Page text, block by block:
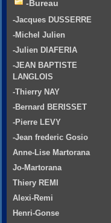
-Bureau
-Jacques DUSSERRE
-Michel Julien
-Julien DIAFERIA
-JEAN BAPTISTE
LANGLOIS
-Thierry NAY
-Bernard BERISSET
-Pierre LEVY
-Jean frederic Gosio
Anne-Lise Martorana
Jo-Martorana
Thiery REMI
Alexi-Remi
Henri-Gonse